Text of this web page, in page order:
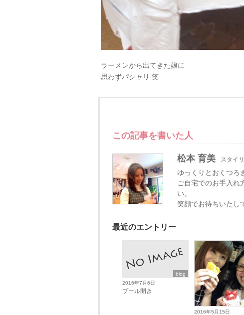
ラーメンから出てきた娘に
思わずパシャリ 笑
この記事を書いた人
松本 育美 スタイ
ゆっくりとおくつろ
ご自宅でのお手入れ
い。
笑顔でお待ちいたし
最近のエントリー
blog
2016年7月6日
プール開き
2016年5月15日